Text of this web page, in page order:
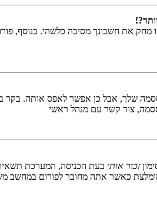
את חשבונך מסיבה כלשהי. בנוסף,
שלך, אבל כן אפשר לאפס אותה. בקר
צור קשר עם מנהל ראשי
זכור אותי בעת הכניסה, המערכת
כאשר אתה מחובר לפורום במחשב